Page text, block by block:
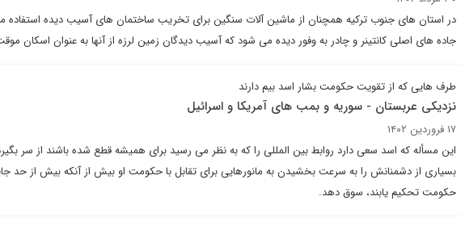
در استان های جنوب ترکیه همچنان از ماشین آلات سنگین برای تخریب ساختمان های آسیب دیده استفاده
جاده های اصلی کانتینر و چادر به وفور دیده می شود که آسیب دیدگان زمین لرزه از آنها به عنوان اسکان
طرف هایی که از تقویت حکومت بشار اسد بیم دارند
نزدیکی عربستان - سوریه و بمب های آمریکا و اسرائیل
۱۷ فروردین ۱۴۰۲
این مسأله که اسد سعی دارد روابط بین المللی را که به نظر می رسید برای همیشه قطع شده باشند از سر
بسیاری از دشمنانش را به سرعت بخشیدن به مانورهایی برای تقابل با حکومت او بیش از آنکه بیش از حد
حکومت تحکیم یابند، سوق دهد.